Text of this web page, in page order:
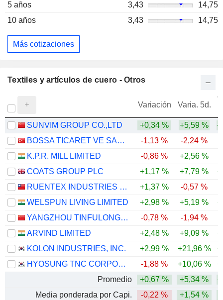
5 años
3,43
14,75
10 años
3,43 14,75
Más cotizaciones
Textiles y artículos de cuero - Otros
Variación Varia. 5d.
SUNVIM GROUP CO.,LTD +0,34 % +5,59 %
BOSSA TICARET VE SANAYI ISLETMELERI T.A.S.
-1,13 % -2,24 %
K.P.R. MILL LIMITED
-0,86 % +2,56 %
COATS GROUP PLC
+1,17 % +7,79 %
RUENTEX INDUSTRIES LTD.
+1,37 % -0,57 %
WELSPUN LIVING LIMITED
+2,98 % +5,19 %
YANGZHOU TINFULONG GROUP CO., LTD.
-0,78 %
-1,94 %
ARVIND LIMITED
+2,48 % +9,09 %
KOLON INDUSTRIES, INC.
+2,99 % +21,96 %
HYOSUNG TNC CORPORATION
-1,88 % +10,06 %
Promedio
+0,67 % +5,34 %
Media ponderada por Capi.
-0,22 % +1,54 %